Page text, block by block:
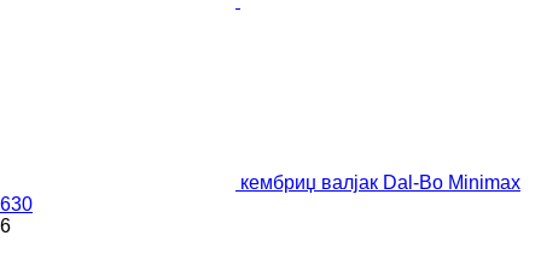
кембриџ валјак Dal-Bo Minimax
630
6